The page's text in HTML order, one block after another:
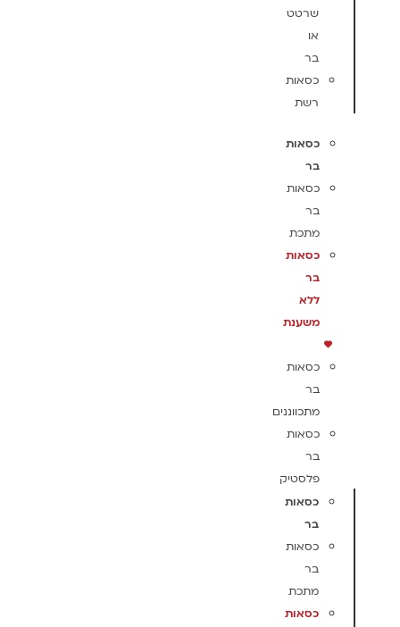
שרטט
או
בר
כסאות
רשת
כסאות
בר
כסאות
בר
מתכת
כסאות
בר
ללא
משענת
כסאות
בר
מתכווננים
כסאות
בר
פלסטיק
כסאות
בר
כסאות
בר
מתכת
כסאות